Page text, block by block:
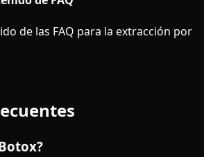
de las FAQ para la extracción por